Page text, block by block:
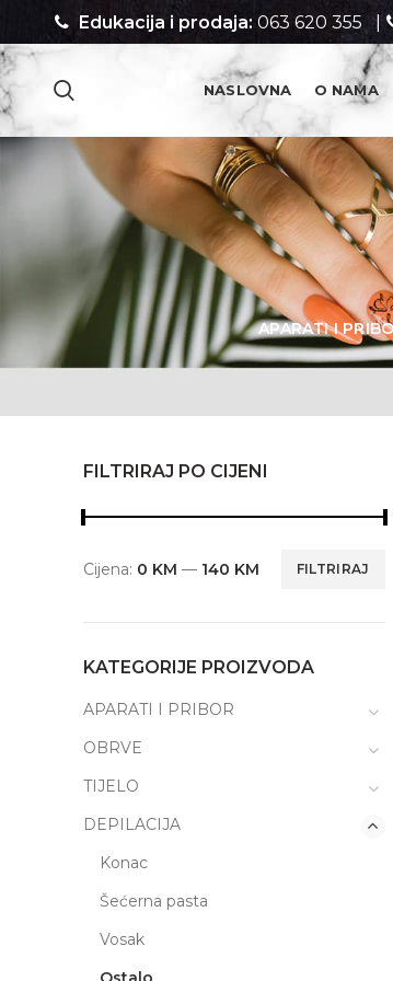
Edukacija i prodaja: 063 620 355 |
NASLOVNA O NAMA
APARATI I
FILTRIRAJ PO CIJENI
FILTRIRAJ
Cijena: 0 KM — 140 KM
KATEGORIJE PROIZVODA
APARATI I PRIBOR
OBRVE
TIJELO
DEPILACIJA
Konac
Šećerna pasta
Vosak